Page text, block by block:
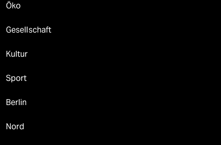
Öko
Gesellschaft
Kultur
Sport
Berlin
Nord